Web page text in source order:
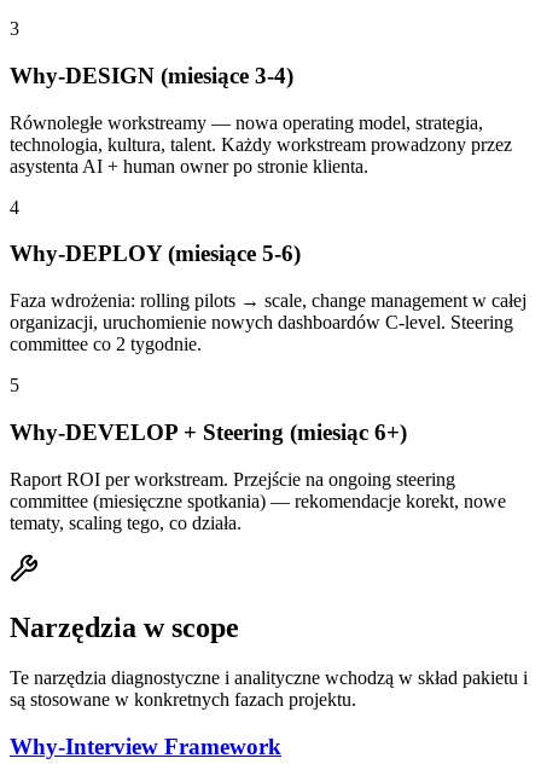
3
Why-DESIGN (miesiące 3-4)
Równoległe workstreamy — nowa operating model, strategia,
technologia, kultura, talent. Każdy workstream prowadzony przez
asystenta AI + human owner po stronie klienta.
4
Why-DEPLOY (miesiące 5-6)
Faza wdrożenia: rolling pilots → scale, change management w całej
organizacji, uruchomienie nowych dashboardów C-level. Steering
committee co 2 tygodnie.
5
Why-DEVELOP + Steering (miesiąc 6+)
Raport ROI per workstream. Przejście na ongoing steering
committee (miesięczne spotkania) — rekomendacje korekt, nowe
tematy, scaling tego, co działa.
Narzędzia w scope
Te narzędzia diagnostyczne i analityczne wchodzą w skład pakietu i
są stosowane w konkretnych fazach projektu.
Why-Interview Framework